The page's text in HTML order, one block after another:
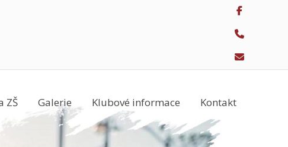
ZŠ Galerie Klubové informace Kontakt